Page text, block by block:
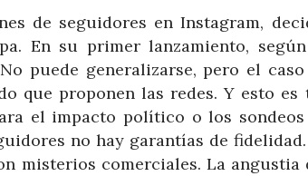
de seguidores en Instagram,
En su primer lanzamiento,
puede generalizarse, pero el
que proponen las redes. Y esto es
el impacto político o los sondeos
no hay garantías de
misterios comerciales. La angustia